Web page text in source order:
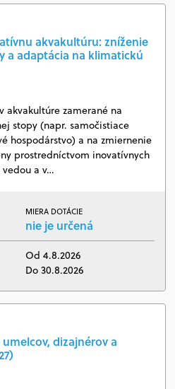
akvakultúru: zníženie
a adaptácia na klimatickú
akvakultúre zamerané na
stopy (napr. samočistiace
hospodárstvo) a na zmiernenie
prostredníctvom inovatívnych
a v…
MIERA DOTÁCIE
nie je určená
Od 4.8.2026
Do 30.8.2026
dizajnérov a